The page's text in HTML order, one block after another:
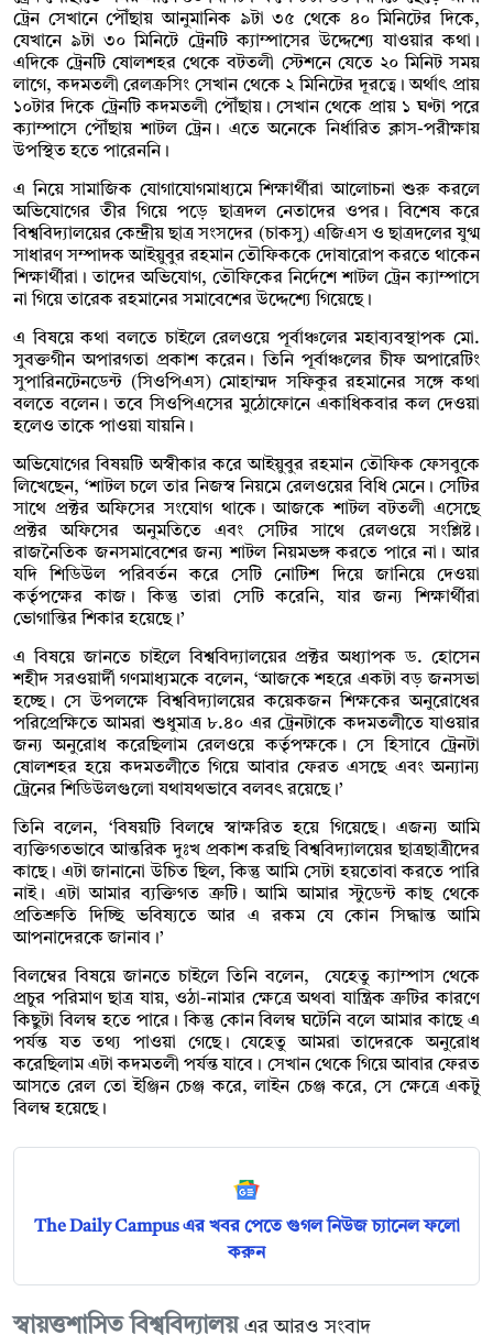
ট্রেন সেখানে পৌঁছায় আনুমানিক ৯টা ৩৫ থেকে ৪০ মিনিটের দিকে,
যেখানে ৯টা ৩০ মিনিটে ট্রেনটি ক্যাম্পাসের উদ্দেশ্যে যাওয়ার কথা।
এদিকে ট্রেনটি ষোলশহর থেকে বটতলী স্টেশনে যেতে ২০ মিনিট সময়
লাগে, কদমতলী রেলক্রসিং সেখান থেকে ২ মিনিটের দূরত্বে। অর্থাৎ প্রায়
১০টার দিকে ট্রেনটি কদমতলী পৌঁছায়। সেখান থেকে প্রায় ১ ঘণ্টা পরে
ক্যাম্পাসে পৌঁছায় শাটল ট্রেন। এতে অনেকে নির্ধারিত ক্লাস-পরীক্ষায়
উপস্থিত হতে পারেননি।
এ নিয়ে সামাজিক যোগাযোগমাধ্যমে শিক্ষার্থীরা আলোচনা শুরু করলে
অভিযোগের তীর গিয়ে পড়ে ছাত্রদল নেতাদের ওপর। বিশেষ করে
বিশ্ববিদ্যালয়ের কেন্দ্রীয় ছাত্র সংসদের (চাকসু) এজিএস ও ছাত্রদলের যুগ্ম
সাধারণ সম্পাদক আইয়ুবুর রহমান তৌফিককে দোষারোপ করতে থাকেন
শিক্ষার্থীরা। তাদের অভিযোগ, তৌফিকের নির্দেশে শাটল ট্রেন ক্যাম্পাসে
না গিয়ে তারেক রহমানের সমাবেশের উদ্দেশ্যে গিয়েছে।
এ বিষয়ে কথা বলতে চাইলে রেলওয়ে পূর্বাঞ্চলের মহাব্যবস্থাপক মো.
সুবক্তগীন অপারগতা প্রকাশ করেন। তিনি পূর্বাঞ্চলের চীফ অপারেটিং
সুপারিনটেনডেন্ট (সিওপিএস) মোহাম্মদ সফিকুর রহমানের সঙ্গে কথা
বলতে বলেন। তবে সিওপিএসের মুঠোফোনে একাধিকবার কল দেওয়া
হলেও তাকে পাওয়া যায়নি।
অভিযোগের বিষয়টি অস্বীকার করে আইয়ুবুর রহমান তৌফিক ফেসবুকে
লিখেছেন, ‘শাটল চলে তার নিজস্ব নিয়মে রেলওয়ের বিধি মেনে। সেটির
সাথে প্রক্টর অফিসের সংযোগ থাকে। আজকে শাটল বটতলী এসেছে
প্রক্টর অফিসের অনুমতিতে এবং সেটির সাথে রেলওয়ে সংশ্লিষ্ট।
রাজনৈতিক জনসমাবেশের জন্য শাটল নিয়মভঙ্গ করতে পারে না। আর
যদি শিডিউল পরিবর্তন করে সেটি নোটিশ দিয়ে জানিয়ে দেওয়া
কর্তৃপক্ষের কাজ। কিন্তু তারা সেটি করেনি, যার জন্য শিক্ষার্থীরা
ভোগান্তির শিকার হয়েছে।’
এ বিষয়ে জানতে চাইলে বিশ্ববিদ্যালয়ের প্রক্টর অধ্যাপক ড. হোসেন
শহীদ সরওয়ার্দী গণমাধ্যমকে বলেন, ‘আজকে শহরে একটা বড় জনসভা
হচ্ছে। সে উপলক্ষে বিশ্ববিদ্যালয়ের কয়েকজন শিক্ষকের অনুরোধের
পরিপ্রেক্ষিতে আমরা শুধুমাত্র ৮.৪০ এর ট্রেনটাকে কদমতলীতে যাওয়ার
জন্য অনুরোধ করেছিলাম রেলওয়ে কর্তৃপক্ষকে। সে হিসাবে ট্রেনটা
ষোলশহর হয়ে কদমতলীতে গিয়ে আবার ফেরত এসছে এবং অন্যান্য
ট্রেনের শিডিউলগুলো যথাযথভাবে বলবৎ রয়েছে।’
তিনি বলেন, ‘বিষয়টি বিলম্বে স্বাক্ষরিত হয়ে গিয়েছে। এজন্য আমি
ব্যক্তিগতভাবে আন্তরিক দুঃখ প্রকাশ করছি বিশ্ববিদ্যালয়ের ছাত্রছাত্রীদের
কাছে। এটা জানানো উচিত ছিল, কিন্তু আমি সেটা হয়তোবা করতে পারি
নাই। এটা আমার ব্যক্তিগত ত্রুটি। আমি আমার স্টুডেন্ট কাছ থেকে
প্রতিশ্রুতি দিচ্ছি ভবিষ্যতে আর এ রকম যে কোন সিদ্ধান্ত আমি
আপনাদেরকে জানাব।’
বিলম্বের বিষয়ে জানতে চাইলে তিনি বলেন, যেহেতু ক্যাম্পাস থেকে
প্রচুর পরিমাণ ছাত্র যায়, ওঠা-নামার ক্ষেত্রে অথবা যান্ত্রিক ত্রুটির কারণে
কিছুটা বিলম্ব হতে পারে। কিন্তু কোন বিলম্ব ঘটেনি বলে আমার কাছে এ
পর্যন্ত যত তথ্য পাওয়া গেছে। যেহেতু আমরা তাদেরকে অনুরোধ
করেছিলাম এটা কদমতলী পর্যন্ত যাবে। সেখান থেকে গিয়ে আবার ফেরত
আসতে রেল তো ইঞ্জিন চেঞ্জ করে, লাইন চেঞ্জ করে, সে ক্ষেত্রে একটু
বিলম্ব হয়েছে।
The Daily Campus এর খবর পেতে গুগল নিউজ চ্যানেল ফলো
করুন
স্বায়ত্তশাসিত বিশ্ববিদ্যালয় এর আরও সংবাদ